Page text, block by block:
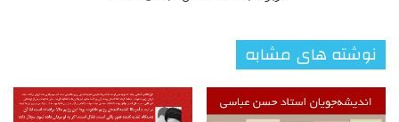
نوشته های مشابه